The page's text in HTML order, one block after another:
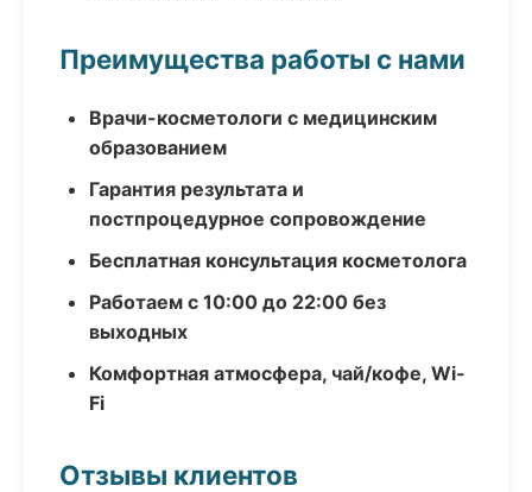
Преимущества работы с нами
Врачи-косметологи с медицинским
образованием
Гарантия результата и
постпроцедурное сопровождение
Бесплатная консультация косметолога
Работаем с 10:00 до 22:00 без
выходных
Комфортная атмосфера, чай/кофе, Wi-
Fi
Отзывы клиентов